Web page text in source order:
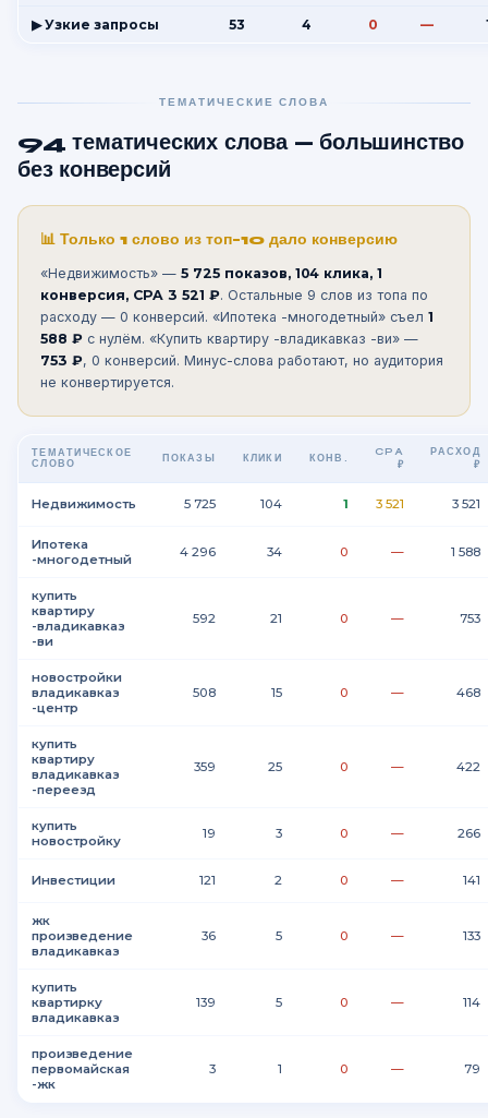
▶ Узкие запросы 53 4 0 —
ТЕМАТИЧЕСКИЕ СЛОВА
94 тематических слова — большинство
без конверсий
📊 Только 1 слово из топ-10 дало конверсию
«Недвижимость» — 5 725 показов, 104 клика, 1
конверсия, CPA 3 521 ₽. Остальные 9 слов из топа по
расходу — 0 конверсий. «Ипотека -многодетный» съел 1
588 ₽ с нулём. «Купить квартиру -владикавказ -ви» —
753 ₽, 0 конверсий. Минус-слова работают, но аудитория
не конвертируется.
ТЕМАТИЧЕСКОЕ
СЛОВО
ПОКАЗЫ КЛИКИ КОНВ.
CPA
₽
РАСХОД
₽
Недвижимость 5 725 104 1 3 521 3 521
Ипотека
-многодетный
4 296 34 0 — 1 588
купить
квартиру
-владикавказ
-ви
592 21 0 — 753
новостройки
владикавказ
-центр
508 15 0 — 468
купить
квартиру
владикавказ
-переезд
359 25 0 — 422
купить
новостройку
19 3 0 — 266
Инвестиции 121 2 0 — 141
жк
произведение
владикавказ
36 5 0 — 133
купить
квартирку
владикавказ
139 5 0 — 114
произведение
первомайская
-жк
3 1 0 — 79